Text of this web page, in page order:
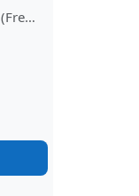
Stran z brezplačnimi zvoki (Free Sound)